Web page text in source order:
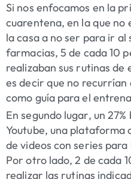
Si nos enfocamos en la
cuarentena, en la que
la casa a no ser para ir al
farmacias, 5 de cada 10
realizaban sus rutinas de
es decir que no
como guía para el
En segundo lugar, un
Youtube, una plataforma
de videos con series
Por otro lado, 2 de cada
realizar las rutinas